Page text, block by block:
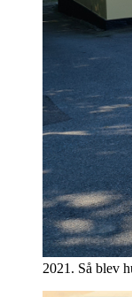
2021. Så blev